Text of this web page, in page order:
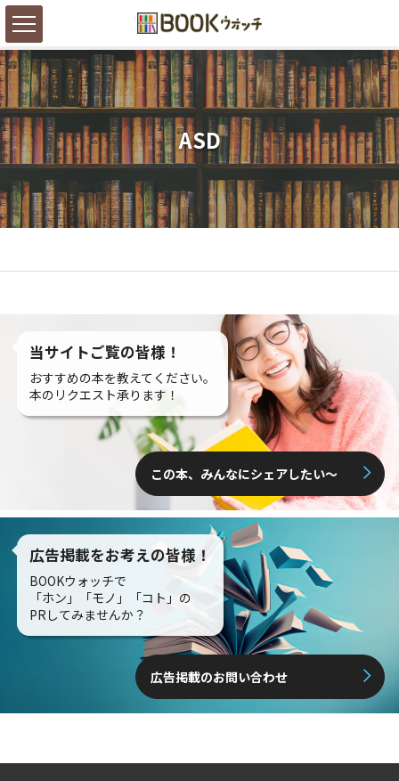
ASD
当サイトご覧の皆様！
おすすめの本を教えてください。
本のリクエスト承ります！
この本、みんなにシェアしたい〜
広告掲載をお考えの皆様！
BOOKウォッチで
「ホン」「モノ」「コト」の
PRしてみませんか？
広告掲載のお問い合わせ